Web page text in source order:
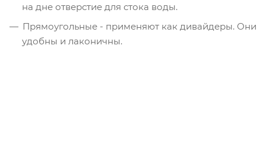
на дне отверстие для стока воды.
Прямоугольные - применяют как дивайдеры. Они
удобны и лаконичны.